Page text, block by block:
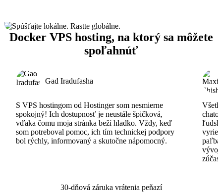
Docker VPS hosting, na ktorý sa môžete
spoľahnúť
Gad Iradufasha
S VPS hostingom od Hostinger som nesmierne
spokojný! Ich dostupnosť je neustále špičková,
vďaka čomu moja stránka beží hladko. Vždy, keď
som potreboval pomoc, ich tím technickej podpory
bol rýchly, informovaný a skutočne nápomocný.
30-dňová záruka vrátenia peňazí